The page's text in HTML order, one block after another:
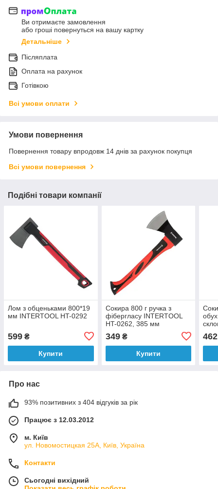
Ви отримаєте замовлення
або гроші повернуться на вашу картку
Детальніше
Післяплата
Оплата на рахунок
Готівкою
Всі умови оплати
Умови повернення
Повернення товару впродовж 14 днів за рахунок покупця
Всі умови повернення
Подібні товари компанії
Лом з обценьками 800*19
мм INTERTOOL HT-0292
599 ₴
Купити
Сокира 800 г ручка з
фібергласу INTERTOOL
HT-0262, 385 мм
349₴
Купити
462
Про нас
93% позитивних з 404 відгуків за рік
Працює з 12.03.2012
м. Київ
ул. Новомостицкая 25А, Київ, Україна
Контакти
Сьогодні вихідний